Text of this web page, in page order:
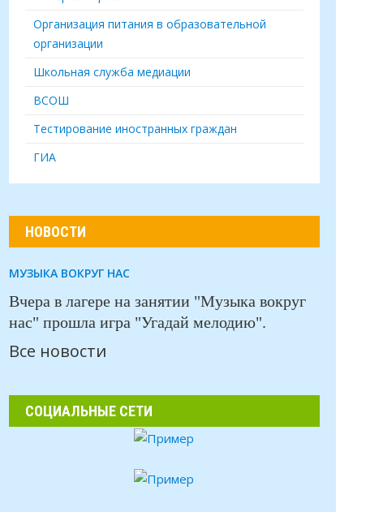
Организация питания в образовательной
организации
Школьная служба медиации
ВСОШ
Тестирование иностранных граждан
ГИА
НОВОСТИ
МУЗЫКА ВОКРУГ НАС
Вчера в лагере на занятии "Музыка вокруг
нас" прошла игра "Угадай мелодию".
Все новости
СОЦИАЛЬНЫЕ СЕТИ